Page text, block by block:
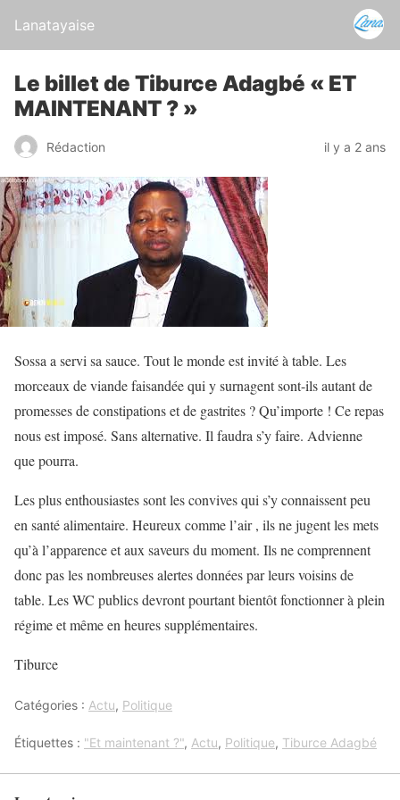
Lanatayaise
Le billet de Tiburce Adagbé « ET
MAINTENANT ? »
Rédaction il y a 2 ans
Sossa a servi sa sauce. Tout le monde est invité à table. Les
morceaux de viande faisandée qui y surnagent sont-ils autant de
promesses de constipations et de gastrites ? Qu’importe ! Ce repas
nous est imposé. Sans alternative. Il faudra s’y faire. Advienne
que pourra.
Les plus enthousiastes sont les convives qui s’y connaissent peu
en santé alimentaire. Heureux comme l’air , ils ne jugent les mets
qu’à l’apparence et aux saveurs du moment. Ils ne comprennent
donc pas les nombreuses alertes données par leurs voisins de
table. Les WC publics devront pourtant bientôt fonctionner à plein
régime et même en heures supplémentaires.
Tiburce
Catégories : Actu, Politique
Étiquettes : "Et maintenant ?", Actu, Politique, Tiburce Adagbé